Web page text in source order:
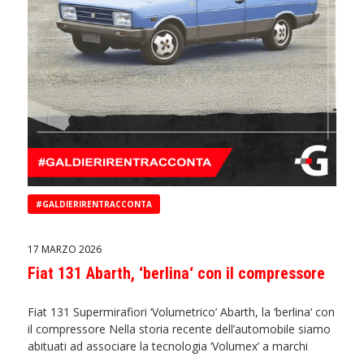
#GALDIERIRENTRACCONTA
17 MARZO 2026
Fiat 131 Abarth, ‘berlina‘ con il compressore
Fiat 131 Supermirafiori ‘Volumetrico’ Abarth, la ‘berlina‘ con
il compressore Nella storia recente dell’automobile siamo
abituati ad associare la tecnologia ‘Volumex’ a marchi